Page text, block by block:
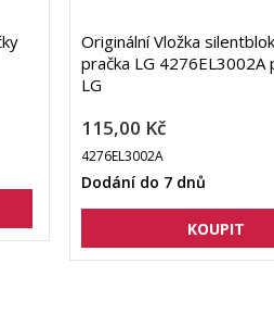
Originální Vložka
pračka LG 4276EL3002A
LG
115,00 Kč
4276EL3002A
Dodání do 7 dnů